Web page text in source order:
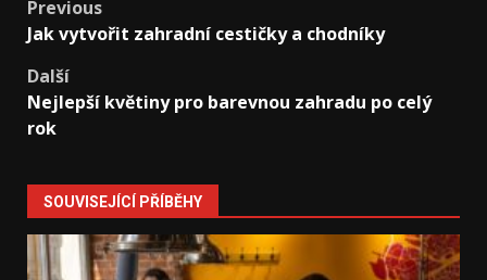
Post
navigation
Previous
Jak vytvořit zahradní cestičky a chodníky
Další
Nejlepší květiny pro barevnou zahradu po celý
rok
SOUVISEJÍCÍ PŘÍBĚHY